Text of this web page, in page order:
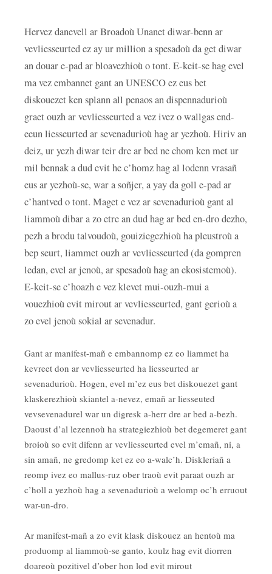
Hervez danevell ar Broadoù Unanet diwar-benn ar
vevliesseurted ez ay ur million a spesadoù da get diwar
an douar e-pad ar bloavezhioù o tont. E-keit-se hag evel
ma vez embannet gant an UNESCO ez eus bet
diskouezet ken splann all penaos an dispennadurioù
graet ouzh ar vevliesseurted a vez ivez o wallgas end-
eeun liesseurted ar sevenadurioù hag ar yezhoù. Hiriv an
deiz, ur yezh diwar teir dre ar bed ne chom ken met ur
mil bennak a dud evit he c’homz hag al lodenn vrasañ
eus ar yezhoù-se, war a soñjer, a yay da goll e-pad ar
c’hantved o tont. Maget e vez ar sevenadurioù gant al
liammoù dibar a zo etre an dud hag ar bed en-dro dezho,
pezh a brodu talvoudoù, gouiziegezhioù ha pleustroù a
bep seurt, liammet ouzh ar vevliesseurted (da gompren
ledan, evel ar jenoù, ar spesadoù hag an ekosistemoù).
E-keit-se c’hoazh e vez klevet mui-ouzh-mui a
vouezhioù evit mirout ar vevliesseurted, gant gerioù a
zo evel jenoù sokial ar sevenadur.
Gant ar manifest-mañ e embannomp ez eo liammet ha
kevreet don ar vevliesseurted ha liesseurted ar
sevenadurioù. Hogen, evel m’ez eus bet diskouezet gant
klaskerezhioù skiantel a-nevez, emañ ar liesseuted
vevsevenadurel war un digresk a-herr dre ar bed a-bezh.
Daoust d’al lezennoù ha strategiezhioù bet degemeret gant
broioù so evit difenn ar vevliesseurted evel m’emañ, ni, a
sin amañ, ne gredomp ket ez eo a-walc’h. Diskleriañ a
reomp ivez eo mallus-ruz ober traoù evit paraat ouzh ar
c’holl a yezhoù hag a sevenadurioù a welomp oc’h erruout
war-un-dro.
Ar manifest-mañ a zo evit klask diskouez an hentoù ma
produomp al liammoù-se ganto, koulz hag evit diorren
doareoù pozitivel d’ober hon lod evit mirout